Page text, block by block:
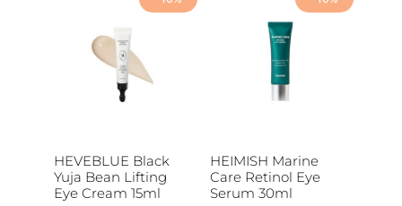
HEVEBLUE Black
Yuja Bean Lifting
Eye Cream 15ml
HEIMISH Marine
Care Retinol Eye
Serum 30ml